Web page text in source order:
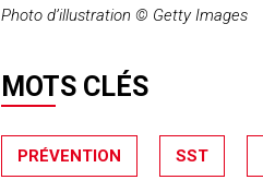
Photo d’illustration © Getty Images
MOTS CLÉS
PRÉVENTION SST